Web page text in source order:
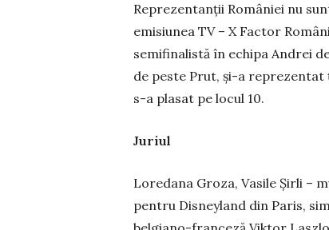
Reprezentanţii României nu
emisiunea TV – X Factor
semifinalistă în echipa Andrei
de peste Prut, şi-a repre­zen­tat
s-a plasat pe locul 10.
Juriul
Loredana Groza, Vasile Şirli –
pentru Disneyland din Paris,